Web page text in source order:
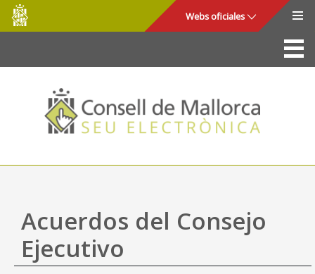
Saltar al contenido principal
Consell
de
Mallorca
Webs oficiales
La Sede
Consejo de Mallorca
Acceso y seguridad
Utilidades
Mapa web
Ayuda
Acuerdos del Consejo
Ejecutivo